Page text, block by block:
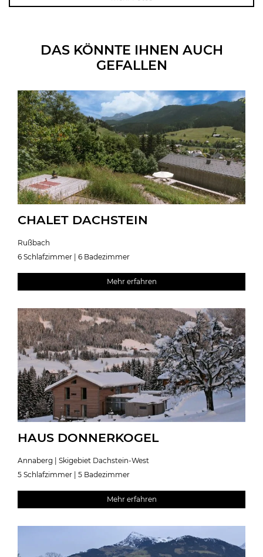
DAS KÖNNTE IHNEN AUCH
GEFALLEN
CHALET DACHSTEIN
Rußbach
6 Schlafzimmer | 6 Badezimmer
Mehr erfahren
HAUS DONNERKOGEL
Annaberg | Skigebiet Dachstein-West
5 Schlafzimmer | 5 Badezimmer
Mehr erfahren